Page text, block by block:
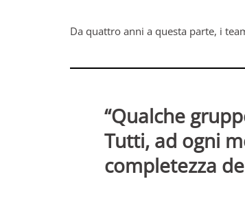
Da quattro anni a questa parte, i
“Qualche
Tutti, ad ogni
completezza